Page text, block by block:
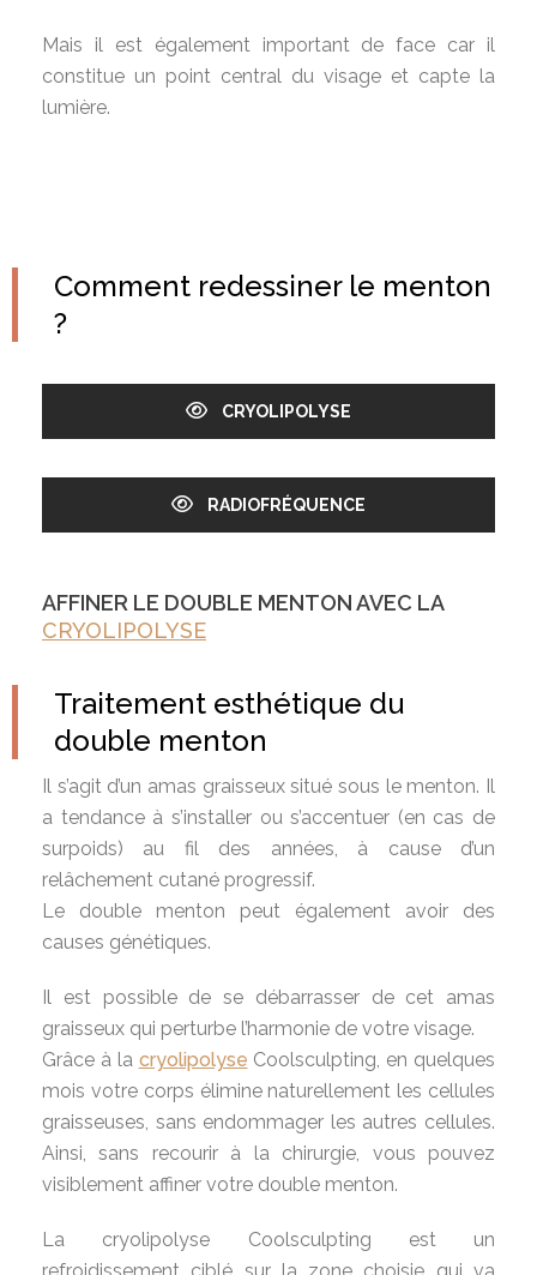
Mais il est également important de face car il
constitue un point central du visage et capte la
lumière.
Comment redessiner le menton
?
CRYOLIPOLYSE
RADIOFRÉQUENCE
AFFINER LE DOUBLE MENTON AVEC LA
CRYOLIPOLYSE
Traitement esthétique du
double menton
Il s’agit d’un amas graisseux situé sous le menton. Il
a tendance à s’installer ou s’accentuer (en cas de
surpoids) au fil des années, à cause d’un
relâchement cutané progressif.
Le double menton peut également avoir des
causes génétiques.
Il est possible de se débarrasser de cet amas
graisseux qui perturbe l’harmonie de votre visage.
Grâce à la cryolipolyse Coolsculpting, en quelques
mois votre corps élimine naturellement les cellules
graisseuses, sans endommager les autres cellules.
Ainsi, sans recourir à la chirurgie, vous pouvez
visiblement affiner votre double menton.
La cryolipolyse Coolsculpting est un